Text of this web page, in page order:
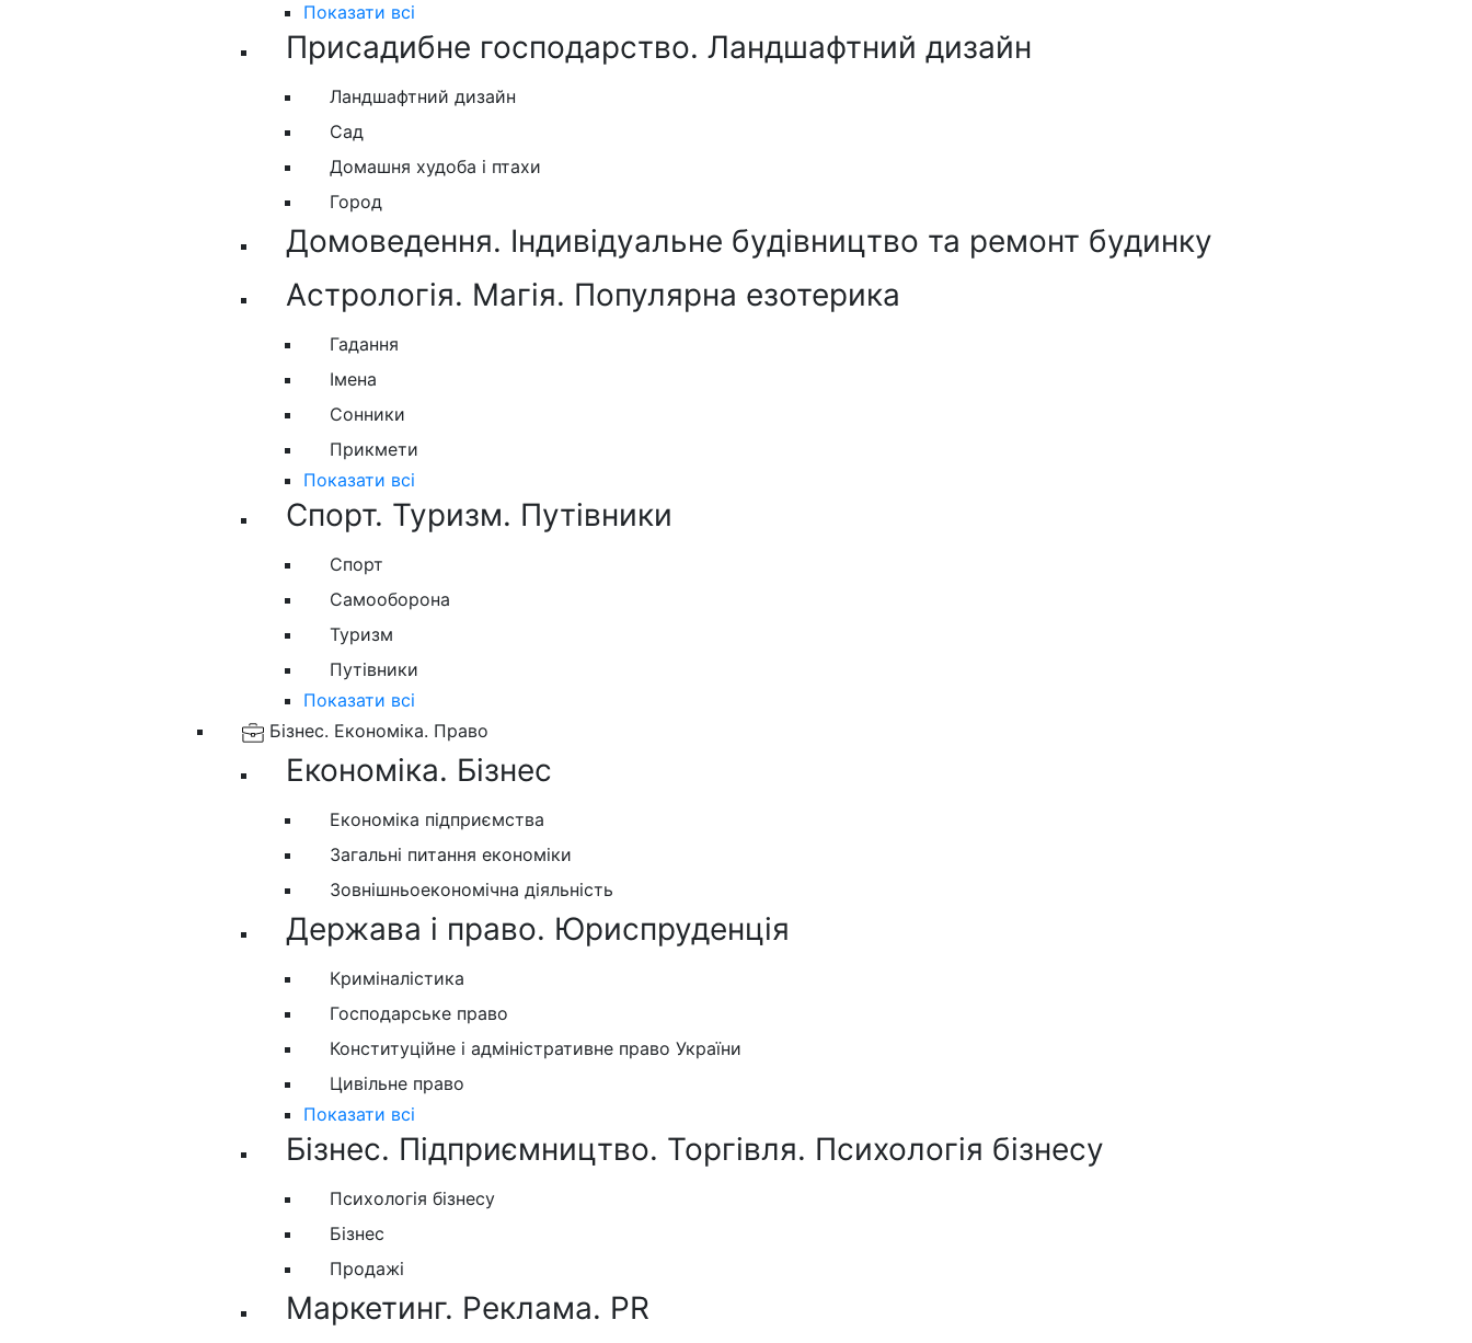
Показати всі
Присадибне господарство. Ландшафтний дизайн
Ландшафтний дизайн
Сад
Домашня худоба і птахи
Город
Домоведення. Індивідуальне будівництво та ремонт будинку
Астрологія. Магія. Популярна езотерика
Гадання
Імена
Сонники
Прикмети
Показати всі
Спорт. Туризм. Путівники
Спорт
Самооборона
Туризм
Путівники
Показати всі
Бізнес. Економіка. Право
Економіка. Бізнес
Економіка підприємства
Загальні питання економіки
Зовнішньоекономічна діяльність
Держава і право. Юриспруденція
Криміналістика
Господарське право
Конституційне і адміністративне право України
Цивільне право
Показати всі
Бізнес. Підприємництво. Торгівля. Психологія бізнесу
Психологія бізнесу
Бізнес
Продажі
Маркетинг. Реклама. PR